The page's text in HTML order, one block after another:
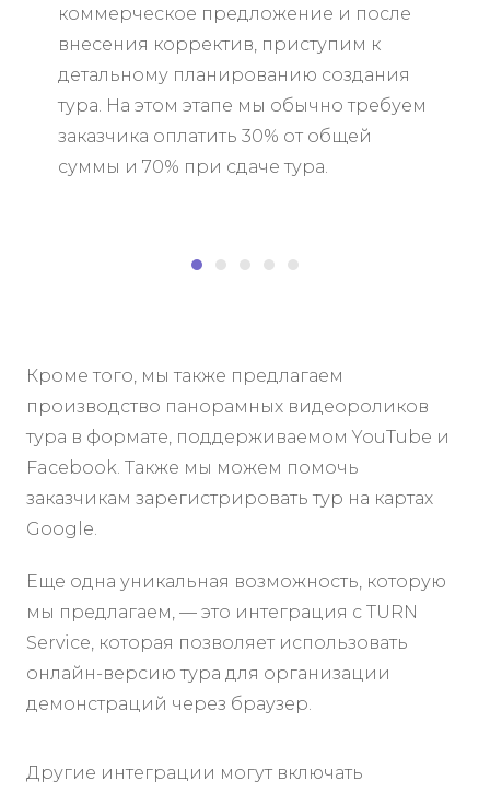
коммерческое предложение и после
внесения корректив, приступим к
детальному планированию создания
тура. На этом этапе мы обычно требуем
заказчика оплатить 30% от общей
суммы и 70% при сдаче тура.
Кроме того, мы также предлагаем
производство панорамных видеороликов
тура в формате, поддерживаемом YouTube и
Facebook. Также мы можем помочь
заказчикам зарегистрировать тур на картах
Google.
Еще одна уникальная возможность, которую
мы предлагаем, — это интеграция с TURN
Service, которая позволяет использовать
онлайн-версию тура для организации
демонстраций через браузер.
Другие интеграции могут включать